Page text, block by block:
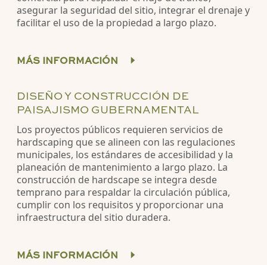
asegurar la seguridad del sitio, integrar el drenaje y
facilitar el uso de la propiedad a largo plazo.
MÁS INFORMACIÓN
DISEÑO Y CONSTRUCCIÓN DE
PAISAJISMO GUBERNAMENTAL
Los proyectos públicos requieren servicios de
hardscaping que se alineen con las regulaciones
municipales, los estándares de accesibilidad y la
planeación de mantenimiento a largo plazo. La
construcción de hardscape se integra desde
temprano para respaldar la circulación pública,
cumplir con los requisitos y proporcionar una
infraestructura del sitio duradera.
MÁS INFORMACIÓN